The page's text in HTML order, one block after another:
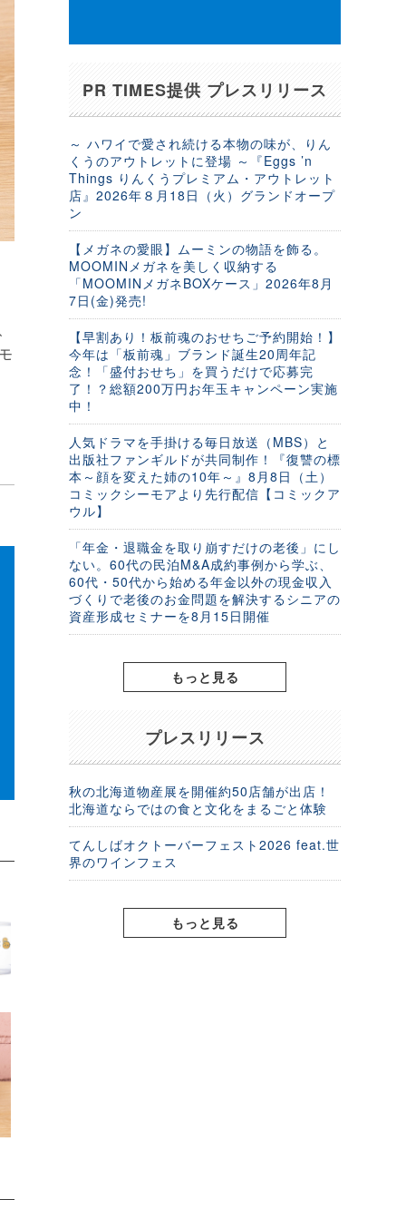
PR TIMES提供 プレスリリース
～ ハワイで愛され続ける本物の味が、りん
くうのアウトレットに登場 ～『Eggs ’n
Things りんくうプレミアム・アウトレット
店』2026年８月18日（火）グランドオープ
ン
【メガネの愛眼】ムーミンの物語を飾る。
MOOMINメガネを美しく収納する
「MOOMINメガネBOXケース」2026年8月
7日(金)発売!
【早割あり！板前魂のおせちご予約開始！】
今年は「板前魂」ブランド誕生20周年記
念！「盛付おせち」を買うだけで応募完
了！？総額200万円お年玉キャンペーン実施
中！
人気ドラマを手掛ける毎日放送（MBS）と
出版社ファンギルドが共同制作！『復讐の標
本～顔を変えた姉の10年～』8月8日（土）
コミックシーモアより先行配信【コミックア
ウル】
「年金・退職金を取り崩すだけの老後」にし
ない。60代の民泊M&A成約事例から学ぶ、
60代・50代から始める年金以外の現金収入
づくりで老後のお金問題を解決するシニアの
資産形成セミナーを8月15日開催
もっと見る
プレスリリース
秋の北海道物産展を開催約50店舗が出店！
北海道ならではの食と文化をまるごと体験
てんしばオクトーバーフェスト2026 feat.世
界のワインフェス
もっと見る